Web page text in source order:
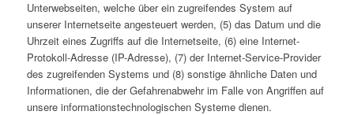
Unterwebseiten, welche über ein zugreifendes System auf
unserer Internetseite angesteuert werden, (5) das Datum und die
Uhrzeit eines Zugriffs auf die Internetseite, (6) eine Internet-
Protokoll-Adresse (IP-Adresse), (7) der Internet-Service-Provider
des zugreifenden Systems und (8) sonstige ähnliche Daten und
Informationen, die der Gefahrenabwehr im Falle von Angriffen auf
unsere informationstechnologischen Systeme dienen.